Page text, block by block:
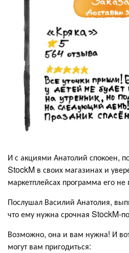
И с акциями Анатолий спокоен,
StockM в своих магазинах и
маркетплейсах программа его не
Послушал Василий Анатолия,
что ему нужна срочная StockM-
Возможно, она и вам нужна! И
могут вам пригодиться: